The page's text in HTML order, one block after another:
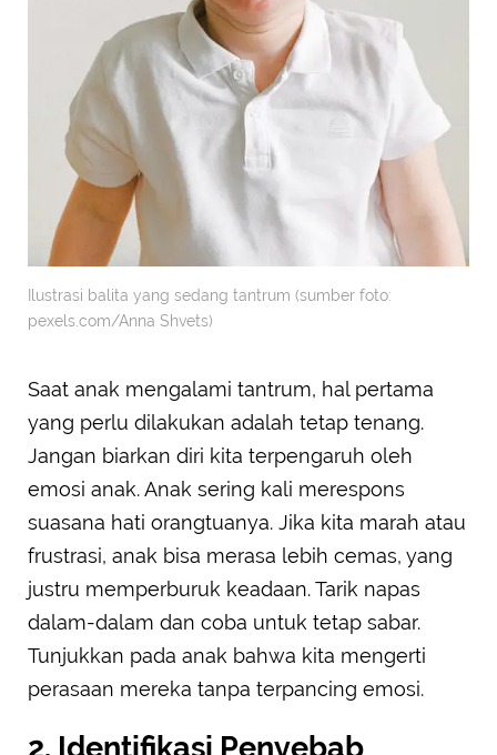
Ilustrasi balita yang sedang tantrum (sumber foto:
pexels.com/Anna Shvets)
Saat anak mengalami tantrum, hal pertama
yang perlu dilakukan adalah tetap tenang.
Jangan biarkan diri kita terpengaruh oleh
emosi anak. Anak sering kali merespons
suasana hati orangtuanya. Jika kita marah atau
frustrasi, anak bisa merasa lebih cemas, yang
justru memperburuk keadaan. Tarik napas
dalam-dalam dan coba untuk tetap sabar.
Tunjukkan pada anak bahwa kita mengerti
perasaan mereka tanpa terpancing emosi.
2. Identifikasi Penyebab